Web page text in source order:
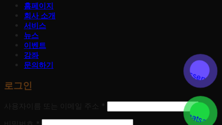
홈페이지
회사 소개
서비스
뉴스
이벤트
강좌
문의하기
로그인
사용자이름 또는 이메일 주소
*